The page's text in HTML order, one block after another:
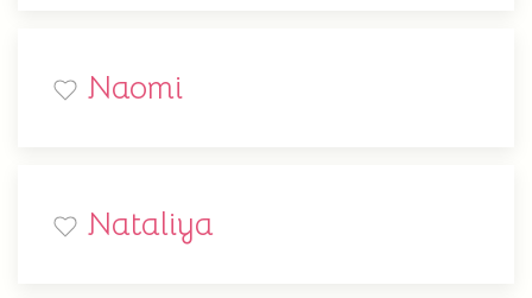
Naomi
Nataliya